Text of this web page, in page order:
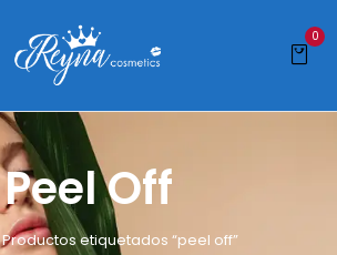
0
Peel Off
Productos etiquetados “peel off”